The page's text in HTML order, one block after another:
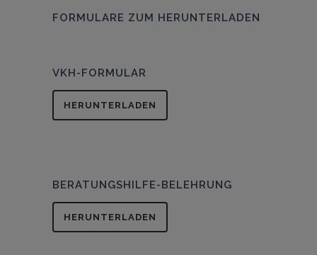
FORMULARE ZUM HERUNTERLADEN
VKH-FORMULAR
HERUNTERLADEN
BERATUNGSHILFE-BELEHRUNG
HERUNTERLADEN